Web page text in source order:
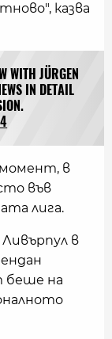
казва
WITH JÜRGEN
IN DETAIL
в
във
лига.
в
беше на